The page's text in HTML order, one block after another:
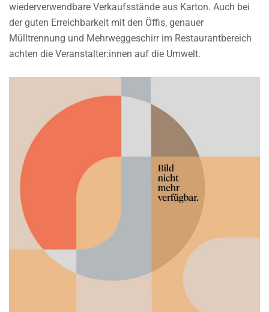
wiederverwendbare Verkaufsstände aus Karton. Auch bei
der guten Erreichbarkeit mit den Öffis, genauer
Mülltrennung und Mehrweggeschirr im Restaurantbereich
achten die Veranstalter:innen auf die Umwelt.